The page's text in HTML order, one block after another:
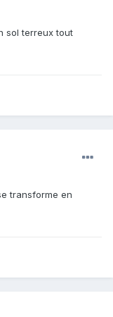
sol terreux tout
transforme en